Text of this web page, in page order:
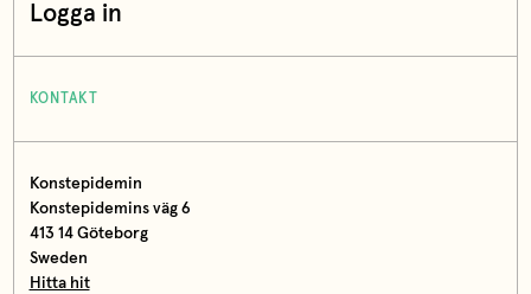
Logga in
KONTAKT
Konstepidemin
Konstepidemins väg 6
413 14 Göteborg
Sweden
Hitta hit